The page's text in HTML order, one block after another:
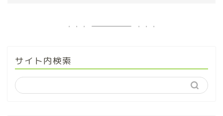
サイト内検索